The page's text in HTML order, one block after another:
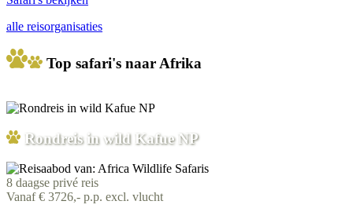
alle reisorganisaties
Top safari's naar Afrika
Rondreis in wild Kafue NP
8 daagse privé reis
Vanaf € 3726,- p.p. excl. vlucht